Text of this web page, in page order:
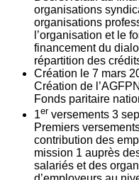
organisations
organisations
l’organisation et le
financement du
répartition des
Création le 7 mars
Création de
Fonds paritaire
1er versements 3
Premiers
contribution des
mission 1 auprès
salariés et des